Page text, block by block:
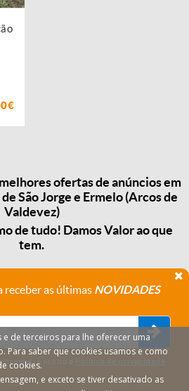
ofertas de anúncios em
São Jorge e Ermelo (Arcos de
Valdevez)
de tudo! Damos Valor ao que
tem.
receber as últimas NOVIDADES
e aceito a Política de privacidade
de terceiros para lhe oferecer uma
Para saber que cookies usamos e como
cookies.
e exceto se tiver desativado as